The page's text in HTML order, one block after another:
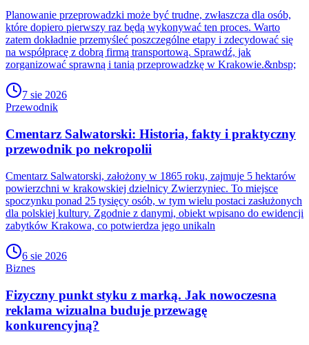
Planowanie przeprowadzki może być trudne, zwłaszcza dla osób,
które dopiero pierwszy raz będą wykonywać ten proces. Warto
zatem dokładnie przemyśleć poszczególne etapy i zdecydować się
na współpracę z dobrą firmą transportową. Sprawdź, jak
zorganizować sprawną i tanią przeprowadzkę w Krakowie.&nbsp;
7 sie 2026
Przewodnik
Cmentarz Salwatorski: Historia, fakty i praktyczny
przewodnik po nekropolii
Cmentarz Salwatorski, założony w 1865 roku, zajmuje 5 hektarów
powierzchni w krakowskiej dzielnicy Zwierzyniec. To miejsce
spoczynku ponad 25 tysięcy osób, w tym wielu postaci zasłużonych
dla polskiej kultury. Zgodnie z danymi, obiekt wpisano do ewidencji
zabytków Krakowa, co potwierdza jego unikaln
6 sie 2026
Biznes
Fizyczny punkt styku z marką. Jak nowoczesna
reklama wizualna buduje przewagę
konkurencyjną?